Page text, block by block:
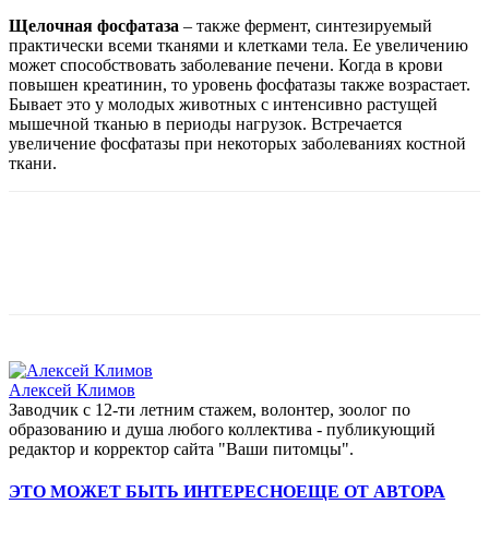
Щелочная фосфатаза – также фермент, синтезируемый
практически всеми тканями и клетками тела. Ее увеличению
может способствовать заболевание печени. Когда в крови
повышен креатинин, то уровень фосфатазы также возрастает.
Бывает это у молодых животных с интенсивно растущей
мышечной тканью в периоды нагрузок. Встречается
увеличение фосфатазы при некоторых заболеваниях костной
ткани.
Алексей Климов
Заводчик c 12-ти летним стажем, волонтер, зоолог по
образованию и душа любого коллектива - публикующий
редактор и корректор сайта "Ваши питомцы".
ЭТО МОЖЕТ БЫТЬ ИНТЕРЕСНОЕЩЕ ОТ АВТОРА